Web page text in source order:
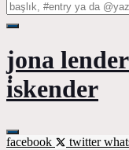
jona
i̇skender
facebook twitter